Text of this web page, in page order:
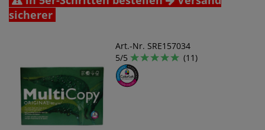
sicherer
Art.-Nr. SRE157034
5/5
(11)